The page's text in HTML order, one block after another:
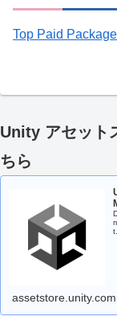
Top Paid
Unity アセッ
ちら
assetstore.unity.com